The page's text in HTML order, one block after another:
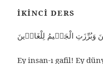
İKINCI DERS
وَبُرِّزَتِ الْجَحٖيمُ لِلْغَاوٖينَ
Ey insan-ı gafil! Ey